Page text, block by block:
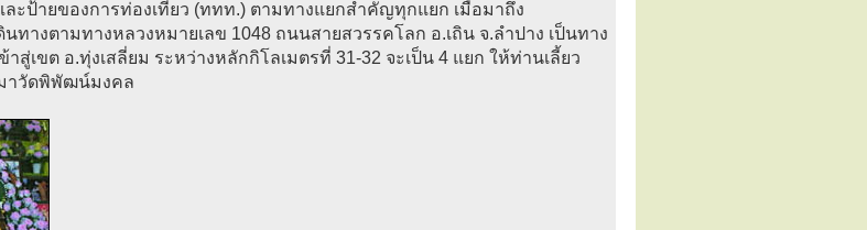
ละป้ายของการท่องเที่ยว (ททท.) ตามทางแยกสำคัญทุกแยก เมื่อมาถึง
ทางตามทางหลวงหมายเลข 1048 ถนนสายสวรรคโลก อ.เถิน จ.ลำปาง เป็นทาง
าสู่เขต อ.ทุ่งเสลี่ยม ระหว่างหลักกิโลเมตรที่ 31-32 จะเป็น 4 แยก ให้ท่านเลี้ยว
าวัดพิพัฒน์มงคล